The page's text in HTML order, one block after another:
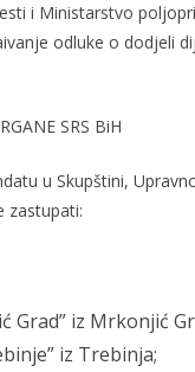
i Ministarstvo
odluke o dodjeli
SRS BiH
u Skupštini,
zastupati:
Grad” iz Mrkonjić
iz Trebinja;